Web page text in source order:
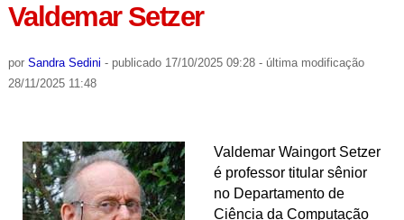
Valdemar Setzer
por Sandra Sedini - publicado17/10/2025 09:28 - última modificação
28/11/2025 11:48
Valdemar Waingort Setzer
é professor titular sênior
no Departamento de
Ciência da Computação